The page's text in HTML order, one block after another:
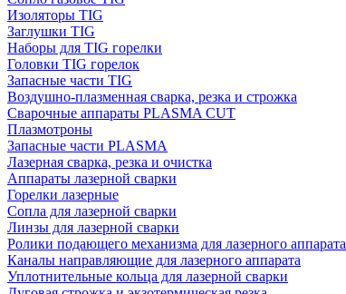
Изоляторы TIG
Заглушки TIG
Наборы для TIG горелки
Головки TIG горелок
Запасные части TIG
Воздушно-плазменная сварка, резка и строжка
Сварочные аппараты PLASMA CUT
Плазмотроны
Запасные части PLASMA
Лазерная сварка, резка и очистка
Аппараты лазерной сварки
Горелки лазерные
Сопла для лазерной сварки
Линзы для лазерной сварки
Ролики подающего механизма для лазерного аппарата
Каналы направляющие для лазерного аппарата
Уплотнительные кольца для лазерной сварки